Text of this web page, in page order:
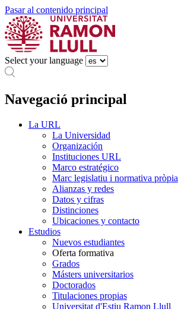
Pasar al contenido principal
Select your language
Navegació principal
La URL
La Universidad
Organización
Instituciones URL
Marco estratégico
Marc legislatiu i normativa pròpia
Alianzas y redes
Datos y cifras
Distinciones
Ubicaciones y contacto
Estudios
Nuevos estudiantes
Oferta formativa
Grados
Másters universitarios
Doctorados
Titulaciones propias
Universitat d'Estiu Ramon Llull